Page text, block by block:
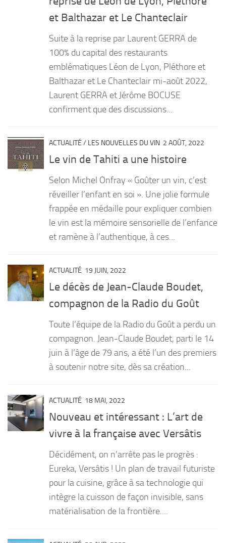
et Balthazar et Le Chanteclair
Suite à la reprise par Laurent GERRA de
100% du capital des restaurants
emblématiques Léon de Lyon, Pléthore et
Balthazar et Le Chanteclair mi-août 2022,
Laurent GERRA et Jérôme BOCUSE
confirment que des discussions...
ACTUALITÉ / LES NOUVELLES DU VIN 2 AOÛT, 2022
Le vin de Tahiti a une histoire
Selon Michel Onfray « Goûter un vin, c’est
réveiller l’enfant en soi ». Une jolie formule
frappée en médaille pour expliquer combien
le vin est la mémoire sensorielle de l’enfance
et ramène à l’authentique, à ces...
ACTUALITÉ 19 JUIN, 2022
Le décès de Jean-Claude Boudet,
compagnon de la Radio du Goût
Toute l’équipe de la Radio du Goût a perdu un
compagnon. Jean-Claude Boudet, parti le 14
juin à l’âge de 79 ans, a été l’un des premiers
à soutenir notre site, dès sa création...
ACTUALITÉ 18 MAI, 2022
Nouveau et intéressant : L’art de
vivre à la française avec Versâtis
Décidément, on n’arrête pas le progrès :
Eureka, Versâtis ! Un plan de travail futuriste
pour la cuisine, grâce à sa technologie qui
intègre la cuisson de façon invisible, sans
matérialisation de la frontière....